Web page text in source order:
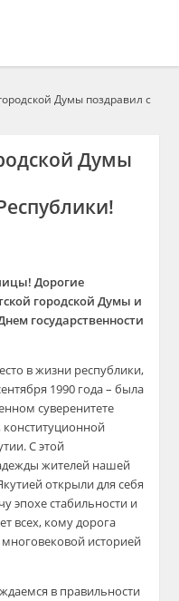
Думы поздравил с
Думы
Дорогие
городской Думы и
государственности
в жизни республики,
1990 года – была
суверенитете
конституционной
С этой
жителей нашей
открыли для себя
эпохе стабильности и
всех, кому дорога
историей
в правильности